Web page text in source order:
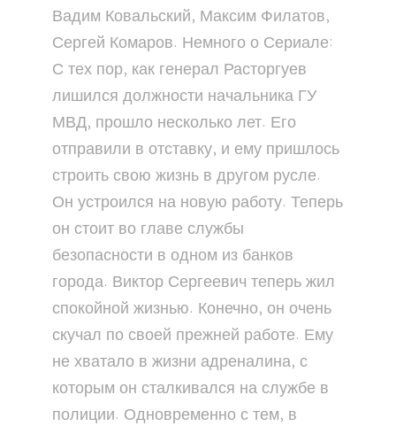
Вадим Ковальский, Максим Филатов,
Сергей Комаров. Немного о Сериале:
С тех пор, как генерал Расторгуев
лишился должности начальника ГУ
МВД, прошло несколько лет. Его
отправили в отставку, и ему пришлось
строить свою жизнь в другом русле.
Он устроился на новую работу. Теперь
он стоит во главе службы
безопасности в одном из банков
города. Виктор Сергеевич теперь жил
спокойной жизнью. Конечно, он очень
скучал по своей прежней работе. Ему
не хватало в жизни адреналина, с
которым он сталкивался на службе в
полиции. Одновременно с тем, в